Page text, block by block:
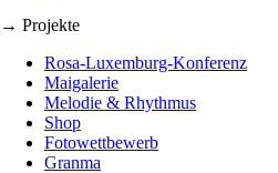
→ Projekte
Rosa-Luxemburg-Konferenz
Maigalerie
Melodie & Rhythmus
Shop
Fotowettbewerb
Granma